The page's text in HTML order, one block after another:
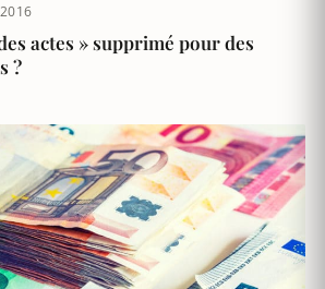
actes » supprimé pour des
?